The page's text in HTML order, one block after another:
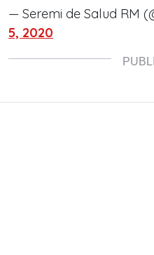
— Seremi de Salud RM
5, 2020